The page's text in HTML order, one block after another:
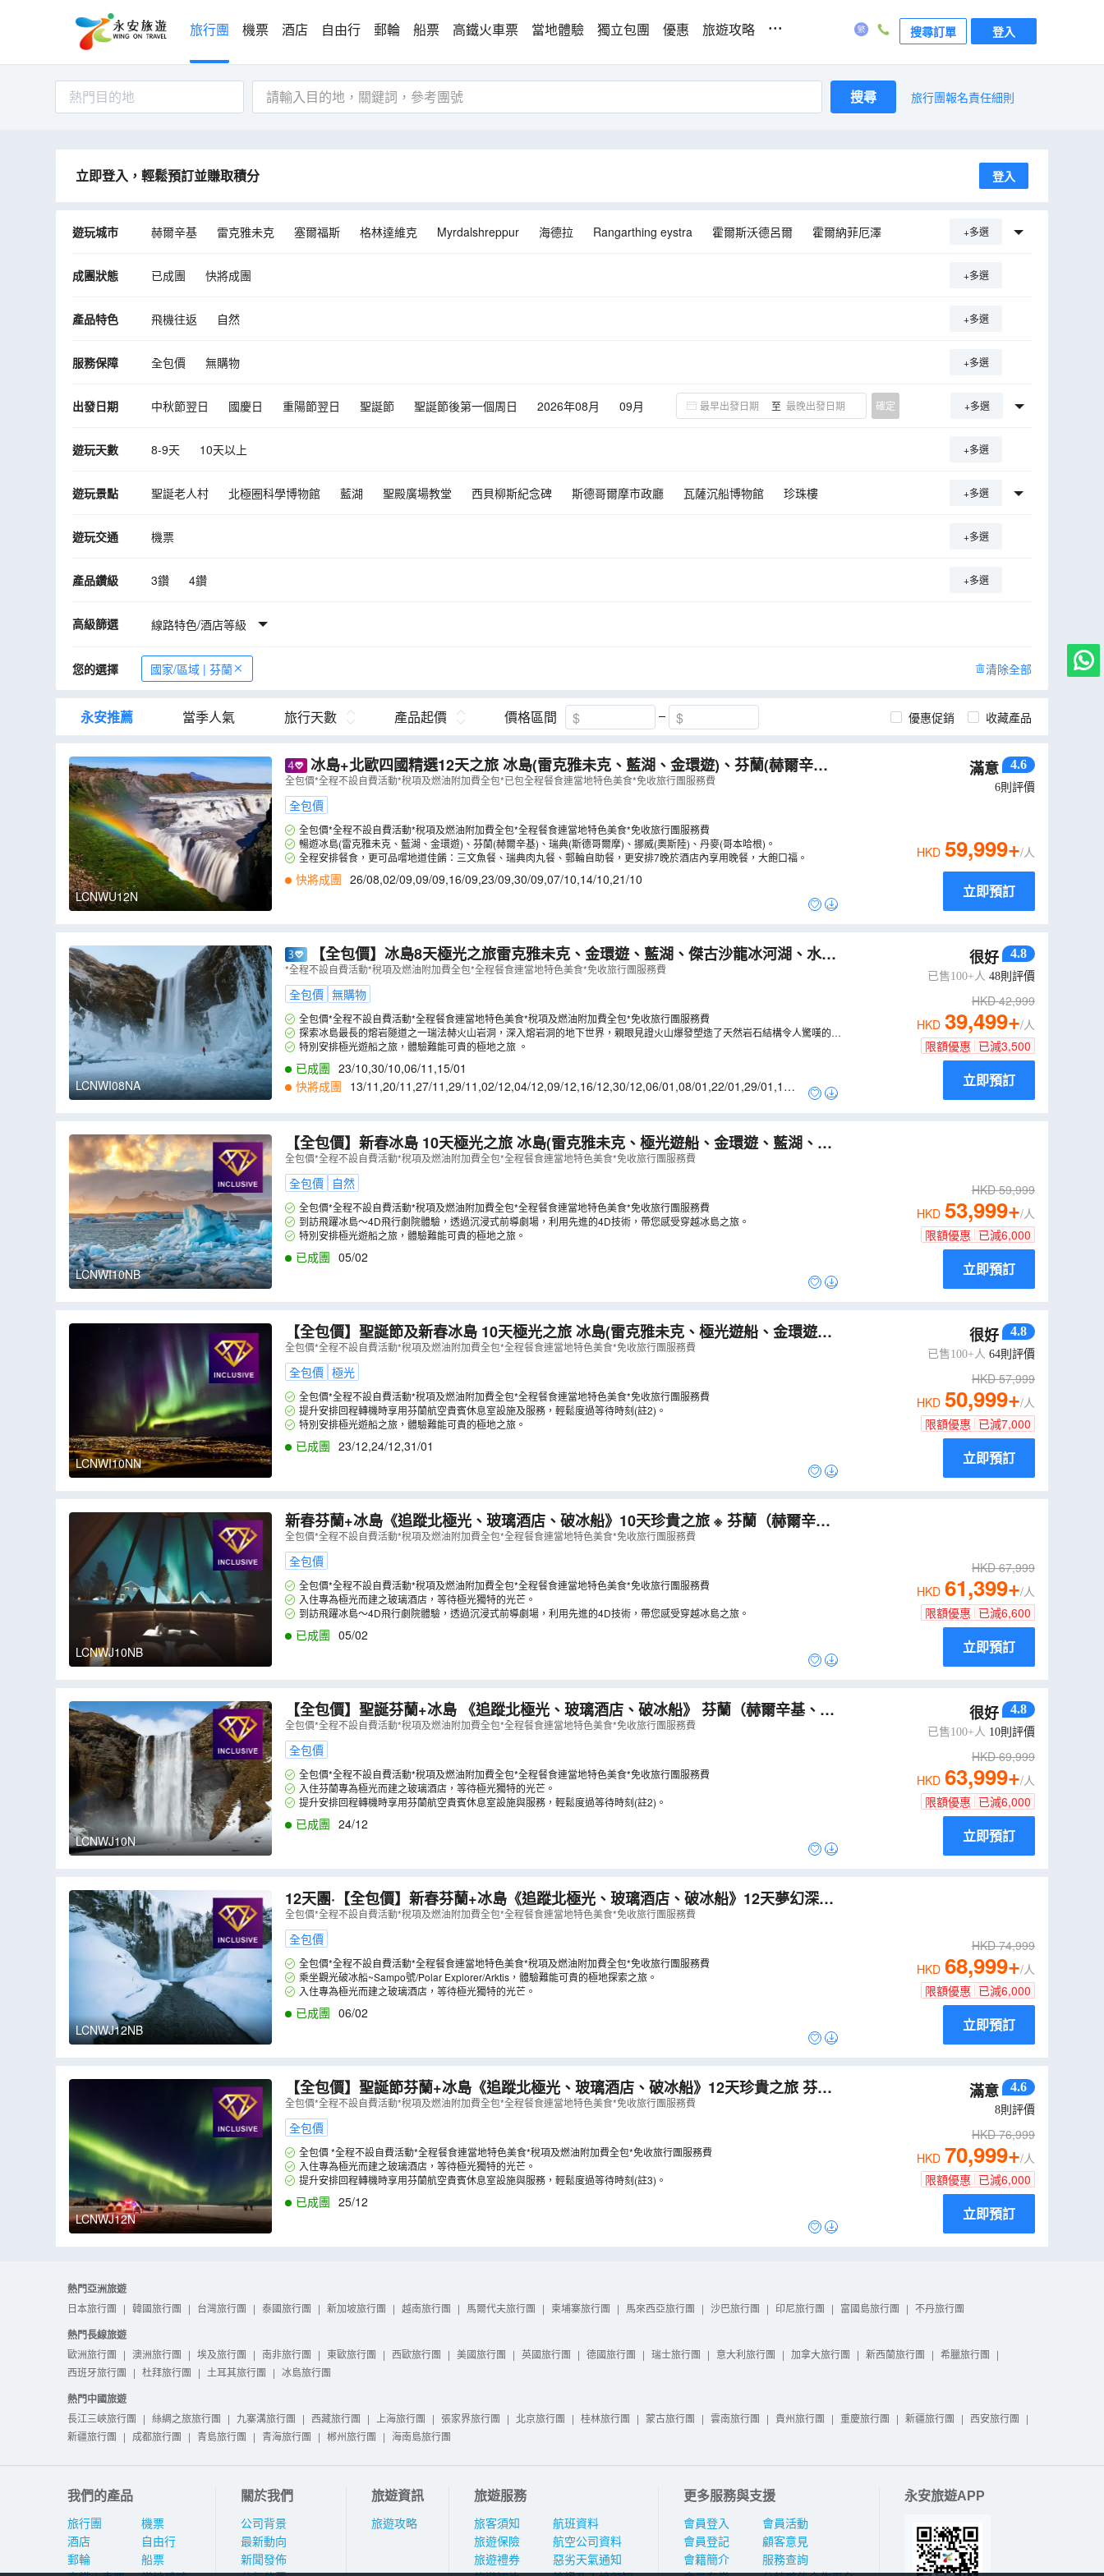
旅行團 機票 酒店 自由行 郵輪 船票 高鐵火車票 當地體驗 獨立包團 優惠 旅遊攻略 ... 搜尋訂單 登入
熱門目的地 搜尋 旅行團報名責任細則
立即登入，輕鬆預訂並賺取積分 登入
遊玩城市 赫爾辛基 雷克雅未克 塞爾福斯 格林達維克 Myrdalshreppur 海德拉 Rangarthing eystra 霍爾斯沃德呂爾
霍爾納菲厄澤
Skaftarhreppur
+多選
成團狀態 已成團 快將成團 +多選
產品特色 飛機往返 自然 +多選
服務保障 全包價 無購物 +多選
出發日期 中秋節翌日 國慶日 重陽節翌日 聖誕節 聖誕節後第一個周日 2026年08月
09月
至 確定 +多選
遊玩天數 8-9天 10天以上 +多選
遊玩景點 聖誕老人村 北極圈科學博物館 藍湖 聖殿廣場教堂 西貝柳斯紀念碑 斯德哥爾摩市政廳 瓦薩沉船博物館
珍珠樓
民俗博物館
《權力遊戲》拍攝場地~ 教堂山
+多選
遊玩交通 機票 +多選
產品鑽級 3鑽 4鑽 +多選
高級篩選 線路特色/酒店等級
您的選擇 國家/區域 | 芬蘭 清除全部
永安推薦 當季人氣 旅行天數 產品起價 價格區間 優惠促銷 收藏產品
LCNWU12N
冰島+北歐四國精選12天之旅 冰島(雷克雅未克、藍湖、金環遊)、芬蘭(赫爾辛
基)、瑞典(斯德哥爾摩)、挪威(奧斯陸)、丹麥(哥本哈根) 【全包價】
全包價*全程不設自費活動*稅項及燃油附加費全包*已包全程餐食連當地特色美食*免收旅行團服務費
全包價
全包價*全程不設自費活動*稅項及燃油附加費全包*全程餐食連當地特色美食*免收旅行團服務費
暢遊冰島(雷克雅未克、藍湖、金環遊)、芬蘭(赫爾辛基)、瑞典(斯德哥爾摩)、挪威(奧斯陸)、丹麥(哥本哈根)。
全程安排餐食，更可品嚐地道佳餚：三文魚餐、瑞典肉丸餐、郵輪自助餐，更安排7晚於酒店內享用晚餐，大飽口福。
快將成團 26/08,02/09,09/09,16/09,23/09,30/09,07/10,14/10,21/10
滿意 4.6
6則評價
HKD 59,999+/人
立即預訂
LCNWI08NA
【全包價】冰島8天極光之旅雷克雅未克、金環遊、藍湖、傑古沙龍冰河湖、水晶
藍冰洞、極光遊船、熔岩隧道之旅（LCNWI08NA）
*全程不設自費活動*稅項及燃油附加費全包*全程餐食連當地特色美食*免收旅行團服務費
全包價 無購物
全包價*全程不設自費活動*全程餐食連當地特色美食*稅項及燃油附加費全包*免收旅行團服務費
探索冰島最長的熔岩隧道之一瑞法赫火山岩洞，深入熔岩洞的地下世界，親眼見證火山爆發塑造了天然岩石結構令人驚嘆的熔
岩地貌。
特別安排極光遊船之旅，體驗難能可貴的極地之旅 。
已成團 23/10,30/10,06/11 ,15/01
快將成團 13/11 ,20/11 ,27/11 ,29/11 ,02/12,04/12,09/12,16/12,30/12,06/01 ,08/01 ,22/01 ,29/01 ,12/0
很好 4.8
已售100+人 48則評價
HKD42,999
HKD 39,499+/人
限額優惠 已減3,500
立即預訂
LCNWI10NB
【全包價】新春冰島 10天極光之旅 冰島(雷克雅未克、極光遊船、金環遊、藍湖、傑
古沙龍冰河湖)《新春出發：2027年2月5日(年廿九) 》（LCNWI10NB
全包價*全程不設自費活動*稅項及燃油附加費全包*全程餐食連當地特色美食*免收旅行團服務費
全包價 自然
全包價*全程不設自費活動*稅項及燃油附加費全包*全程餐食連當地特色美食*免收旅行團服務費
到訪飛躍冰島～4D飛行劇院體驗，透過沉浸式前導劇場，利用先進的4D技術，帶您感受穿越冰島之旅。
特別安排極光遊船之旅，體驗難能可貴的極地之旅。
已成團 05/02
HKD59,999
HKD 53,999+/人
限額優惠 已減6,000
立即預訂
LCNWI10NN
【全包價】聖誕節及新春冰島 10天極光之旅 冰島(雷克雅未克、極光遊船、金環遊、
藍湖、傑古沙龍冰河湖)《聖誕出發：12月23,24日》《新春出發：2027年1月31日》
（LCNWI10NN
全包價*全程不設自費活動*稅項及燃油附加費全包*全程餐食連當地特色美食*免收旅行團服務費
全包價 極光
全包價*全程不設自費活動*稅項及燃油附加費全包*全程餐食連當地特色美食*免收旅行團服務費
提升安排回程轉機時享用芬蘭航空貴賓休息室設施及服務，輕鬆度過等待時刻(註2)。
特別安排極光遊船之旅，體驗難能可貴的極地之旅。
已成團 23/12,24/12,31/01
很好 4.8
已售100+人 64則評價
HKD57,999
HKD 50,999+/人
限額優惠 已減7,000
立即預訂
LCNWJ10NB
新春芬蘭+冰島《追蹤北極光、玻璃酒店、破冰船》10天珍貴之旅 ※ 芬蘭（赫爾辛
基、羅凡尼米）、冰島 《新春出發：2027年2月5日(年廿九)》（
全包價*全程不設自費活動*稅項及燃油附加費全包*全程餐食連當地特色美食*免收旅行團服務費
全包價
全包價*全程不設自費活動*稅項及燃油附加費全包*全程餐食連當地特色美食*免收旅行團服務費
入住專為極光而建之玻璃酒店，等待極光獨特的光芒。
到訪飛躍冰島～4D飛行劇院體驗，透過沉浸式前導劇場，利用先進的4D技術，帶您感受穿越冰島之旅。
已成團 05/02
HKD67,999
HKD 61,399+/人
限額優惠 已減6,600
立即預訂
LCNWJ10N
【全包價】聖誕芬蘭+冰島 《追蹤北極光、玻璃酒店、破冰船》 芬蘭（赫爾辛基、羅
凡尼米）、冰島 10天珍貴之旅《聖誕出發：12月24日》（LCNWJ10N
全包價*全程不設自費活動*稅項及燃油附加費全包*全程餐食連當地特色美食*免收旅行團服務費
全包價
全包價*全程不設自費活動*稅項及燃油附加費全包*全程餐食連當地特色美食*免收旅行團服務費
入住芬蘭專為極光而建之玻璃酒店，等待極光獨特的光芒。
提升安排回程轉機時享用芬蘭航空貴賓休息室設施與服務，輕鬆度過等待時刻(註2)。
已成團 24/12
很好 4.8
已售100+人 10則評價
HKD69,999
HKD 63,999+/人
限額優惠 已減6,000
立即預訂
LCNWJ12NB
12天團·【全包價】新春芬蘭+冰島《追蹤北極光、玻璃酒店、破冰船》12天夢幻深度
體驗之旅 芬蘭（赫爾辛基、羅凡尼米）、冰島《新春出發：2027年2月6日(大年初
一)》(LCNWJ12NB)
全包價*全程不設自費活動*稅項及燃油附加費全包*全程餐食連當地特色美食*免收旅行團服務費
全包價
全包價*全程不設自費活動*全程餐食連當地特色美食*稅項及燃油附加費全包*免收旅行團服務費
乘坐觀光破冰船~Sampo號/Polar Explorer/Arktis，體驗難能可貴的極地探索之旅。
入住專為極光而建之玻璃酒店，等待極光獨特的光芒。
已成團 06/02
HKD74,999
HKD 68,999+/人
限額優惠 已減6,000
立即預訂
LCNWJ12N
【全包價】聖誕節芬蘭+冰島《追蹤北極光、玻璃酒店、破冰船》12天珍貴之旅 芬蘭
（赫爾辛基、羅凡尼米）、冰島《聖誕節出發：12月25日》（LCNWJ12N
全包價*全程不設自費活動*稅項及燃油附加費全包*全程餐食連當地特色美食*免收旅行團服務費
全包價
全包價 *全程不設自費活動*全程餐食連當地特色美食*稅項及燃油附加費全包*免收旅行團服務費
入住專為極光而建之玻璃酒店，等待極光獨特的光芒。
提升安排回程轉機時享用芬蘭航空貴賓休息室設施與服務，輕鬆度過等待時刻(註3)。
已成團 25/12
滿意 4.6
8則評價
HKD76,999
HKD 70,999+/人
限額優惠 已減6,000
立即預訂
熱門亞洲旅遊
日本旅行團 | 韓國旅行團 | 台灣旅行團 | 泰國旅行團 | 新加坡旅行團 | 越南旅行團 | 馬爾代夫旅行團 | 柬埔寨旅行團 | 馬來西亞旅行團 | 沙巴旅行團 | 印尼旅行團 | 富國島旅行團 | 不丹旅行團
熱門長線旅遊
歐洲旅行團 | 澳洲旅行團 | 埃及旅行團 | 南非旅行團 | 東歐旅行團 | 西歐旅行團 | 美國旅行團 | 英國旅行團 | 德國旅行團 | 瑞士旅行團 | 意大利旅行團 | 加拿大旅行團 | 新西蘭旅行團 | 希臘旅行團 |
西班牙旅行團 | 杜拜旅行團 | 土耳其旅行團 | 冰島旅行團
熱門中國旅遊
長江三峽旅行團 | 絲綢之旅旅行團 | 九寨溝旅行團 | 西藏旅行團 | 上海旅行團 | 張家界旅行團 | 北京旅行團 | 桂林旅行團 | 蒙古旅行團 | 雲南旅行團 | 貴州旅行團 | 重慶旅行團 | 新疆旅行團 | 西安旅行團 |
新疆旅行團 | 成都旅行團 | 青島旅行團 | 青海旅行團 | 郴州旅行團 | 海南島旅行團
我們的產品
旅行團
酒店
郵輪
機票
自由行
船票
關於我們
公司背景
最新動向
新聞發佈
旅遊資訊
旅遊攻略
旅遊服務
旅客須知
旅遊保險
旅遊禮券
航班資料
航空公司資料
惡劣天氣通知
更多服務與支援
會員登入
會員登記
會籍簡介
會員活動
顧客意見
服務查詢
永安旅遊APP